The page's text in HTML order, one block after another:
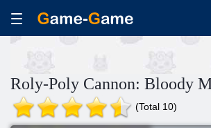
Roly-Poly Cannon: Bloody
(Total 10)